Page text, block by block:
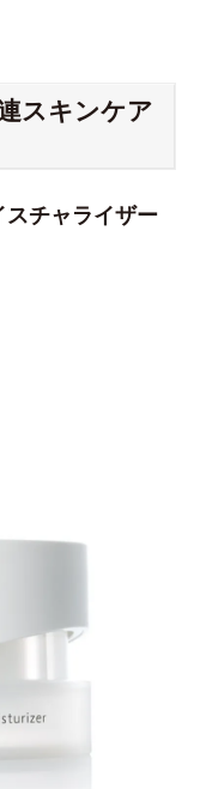
スキンケア
チャライザー